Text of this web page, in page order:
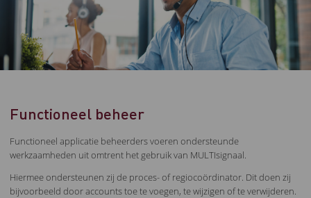
Functioneel beheer
Functioneel applicatie beheerders voeren ondersteunde
werkzaamheden uit omtrent het gebruik van MULTIsignaal.
Hiermee ondersteunen zij de proces- of regiocoördinator. Dit doen zij
bijvoorbeeld door accounts toe te voegen, te wijzigen of te verwijderen.